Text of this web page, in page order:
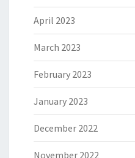
April 2023
March 2023
February 2023
January 2023
December 2022
November 2022